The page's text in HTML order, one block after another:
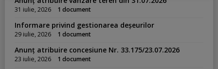
31 iulie, 2026 1 document
Informare privind gestionarea deșeurilor
29 iulie, 2026 1 document
Anunț atribuire concesiune Nr. 33.175/23.07.2026
23 iulie, 2026 1 document